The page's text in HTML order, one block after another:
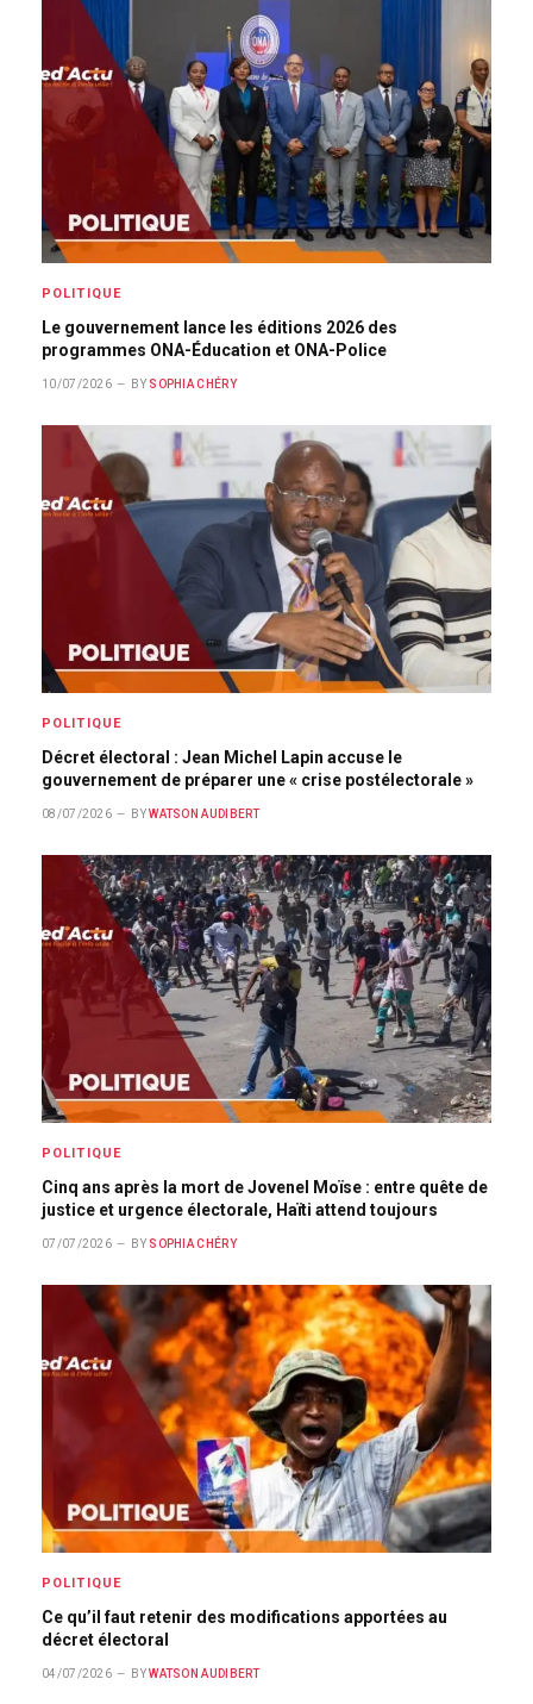
POLITIQUE
Le gouvernement lance les éditions 2026 des
programmes ONA-Éducation et ONA-Police
10/07/2026 BY SOPHIA CHÉRY
POLITIQUE
Décret électoral : Jean Michel Lapin accuse le
gouvernement de préparer une « crise postélectorale »
08/07/2026 BY WATSON AUDIBERT
POLITIQUE
Cinq ans après la mort de Jovenel Moïse : entre quête de
justice et urgence électorale, Haïti attend toujours
07/07/2026 BY SOPHIA CHÉRY
POLITIQUE
Ce qu’il faut retenir des modifications apportées au
décret électoral
04/07/2026 BY WATSON AUDIBERT